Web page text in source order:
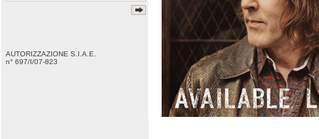
AUTORIZZAZIONE S.I.A.E.
n° 697/I/07-823